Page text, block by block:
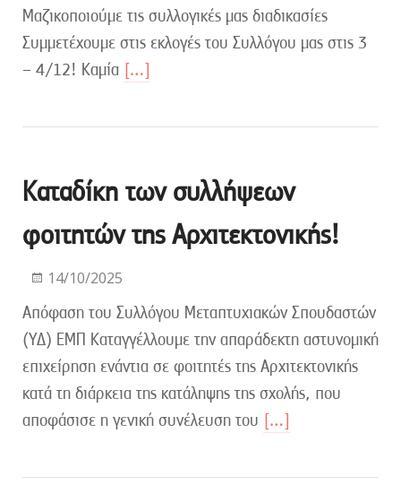
Μαζικοποιούμε τις συλλογικές μας διαδικασίες
Συμμετέχουμε στις εκλογές του Συλλόγου μας στις 3
– 4/12! Καμία […]
Καταδίκη των συλλήψεων
φοιτητών της Αρχιτεκτονικής!
14/10/2025
Απόφαση του Συλλόγου Μεταπτυχιακών Σπουδαστών
(ΥΔ) ΕΜΠ Καταγγέλλουμε την απαράδεκτη αστυνομική
επιχείρηση ενάντια σε φοιτητές της Αρχιτεκτονικής
κατά τη διάρκεια της κατάληψης της σχολής, που
αποφάσισε η γενική συνέλευση του […]